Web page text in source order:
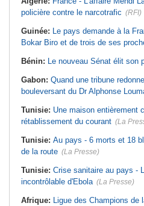
policière contre le narcotrafic (RFI)
Guinée: Le pays demande à la
Bokar Biro et de trois de ses
Bénin: Le nouveau Sénat élit son
Gabon: Quand une tribune
bouleversant du Dr Alphonse
Tunisie: Une maison entièrement
rétablissement du courant (La
Tunisie: Au pays - 6 morts et 18
de la route (La Presse)
Tunisie: Crise sanitaire au pays -
incontrôlable d'Ebola (La Presse)
Afrique: Ligue des Champions de